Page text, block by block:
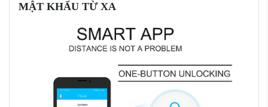
MẬT KHẨU TỪ XA